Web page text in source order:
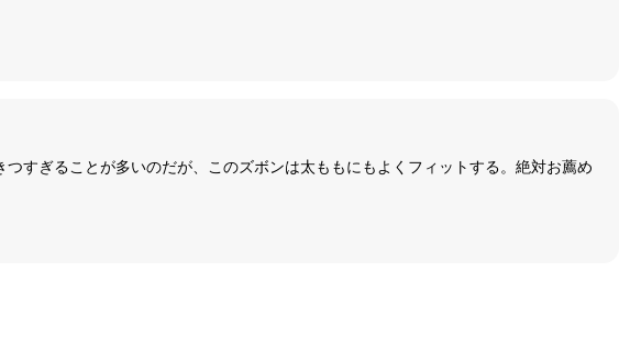
すぎることが多いのだが、このズボンは太ももにもよくフィットする。絶対お薦め